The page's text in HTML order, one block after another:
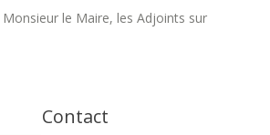
le Maire, les Adjoints sur
Contact